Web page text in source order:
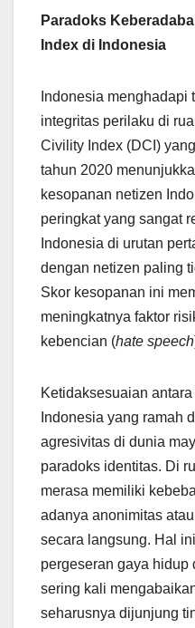
Paradoks
Index di Indonesia
Indonesia menghadapi
integritas perilaku di
Civility Index (DCI)
tahun 2020
kesopanan netizen
peringkat yang sangat
Indonesia di urutan
dengan netizen paling
Skor kesopanan ini
meningkatnya faktor
kebencian (hate speech
Ketidaksesuaian
Indonesia yang ramah
agresivitas di dunia
paradoks identitas. Di
merasa memiliki
adanya anonimitas
secara langsung. Hal
pergeseran gaya hidup
sering kali
seharusnya dijunjung